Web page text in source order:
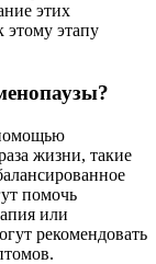
этих
этому этапу
жизни, такие
помочь
или
рекомендовать